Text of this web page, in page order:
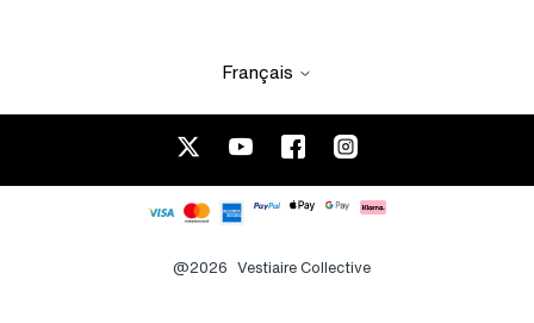
Français
@2026 Vestiaire Collective